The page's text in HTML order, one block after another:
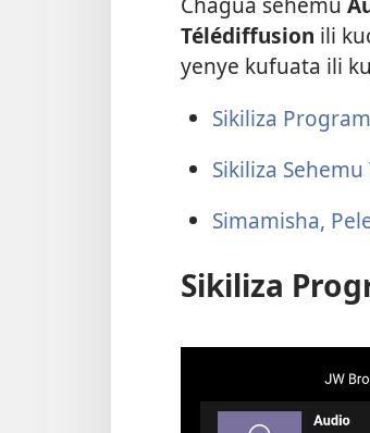
Télédiffusion ili
yenye kufuata ili
Sikiliza
Sikiliza
Simamisha,
Sikiliza